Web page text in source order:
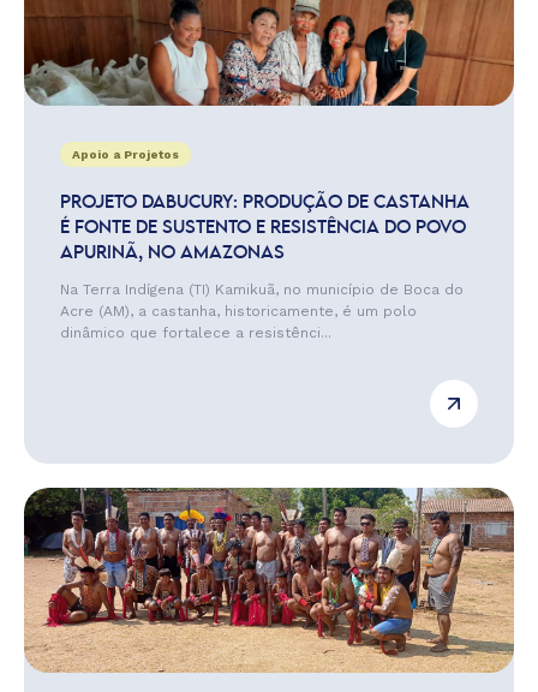
Apoio a Projetos
PROJETO DABUCURY: PRODUÇÃO DE CASTANHA
É FONTE DE SUSTENTO E RESISTÊNCIA DO POVO
APURINÃ, NO AMAZONAS
Na Terra Indígena (TI) Kamikuã, no município de Boca do
Acre (AM), a castanha, historicamente, é um polo
dinâmico que fortalece a resistênci...